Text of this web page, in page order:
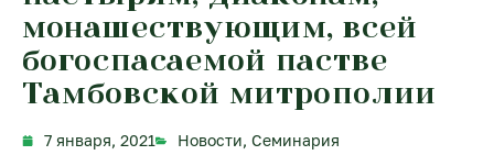
монашествующим, всей
богоспасаемой пастве
Тамбовской митрополии
7 января, 2021 Новости, Семинария